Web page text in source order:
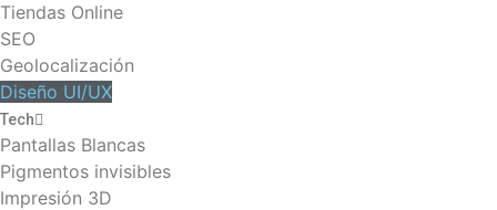
Tiendas Online
SEO
Geolocalización
Diseño UI/UX
Tech
Pantallas Blancas
Pigmentos invisibles
Impresión 3D